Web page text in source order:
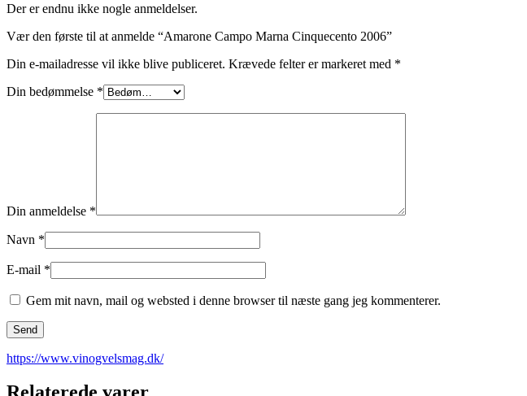
Der er endnu ikke nogle anmeldelser.
Vær den første til at anmelde “Amarone Campo Marna Cinquecento 2006”
Din e-mailadresse vil ikke blive publiceret. Krævede felter er markeret med *
Din bedømmelse *
Din anmeldelse *
Navn *
E-mail *
Gem mit navn, mail og websted i denne browser til næste gang jeg kommenterer.
https://www.vinogvelsmag.dk/